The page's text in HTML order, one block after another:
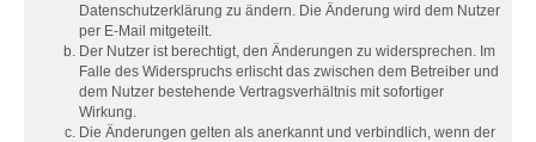
Datenschutzerklärung zu ändern. Die Änderung wird dem Nutzer
per E-Mail mitgeteilt.
Der Nutzer ist berechtigt, den Änderungen zu widersprechen. Im
Falle des Widerspruchs erlischt das zwischen dem Betreiber und
dem Nutzer bestehende Vertragsverhältnis mit sofortiger
Wirkung.
Die Änderungen gelten als anerkannt und verbindlich, wenn der